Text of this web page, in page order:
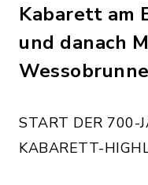
Kabarett am
und danach
START DER 700-
KABARETT-